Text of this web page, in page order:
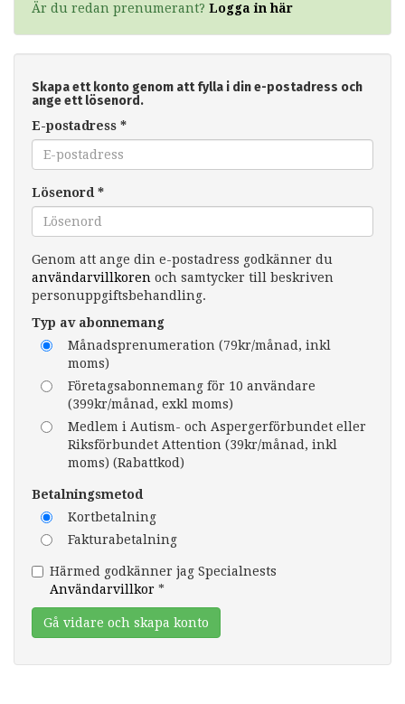
Är du redan prenumerant? Logga in här
Skapa ett konto genom att fylla i din e-postadress och
ange ett lösenord.
E-postadress *
Lösenord *
Genom att ange din e-postadress godkänner du
användarvillkoren och samtycker till beskriven
personuppgiftsbehandling.
Typ av abonnemang
Månadsprenumeration (79kr/månad, inkl
moms)
Företagsabonnemang för 10 användare
(399kr/månad, exkl moms)
Medlem i Autism- och Aspergerförbundet eller
Riksförbundet Attention (39kr/månad, inkl
moms) (Rabattkod)
Betalningsmetod
Kortbetalning
Fakturabetalning
Härmed godkänner jag Specialnests
Användarvillkor *
Gå vidare och skapa konto